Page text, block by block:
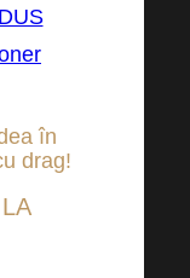
în
drag!